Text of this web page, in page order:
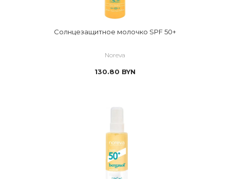
Солнцезащитное молочко SPF 50+
Noreva
130.80 BYN